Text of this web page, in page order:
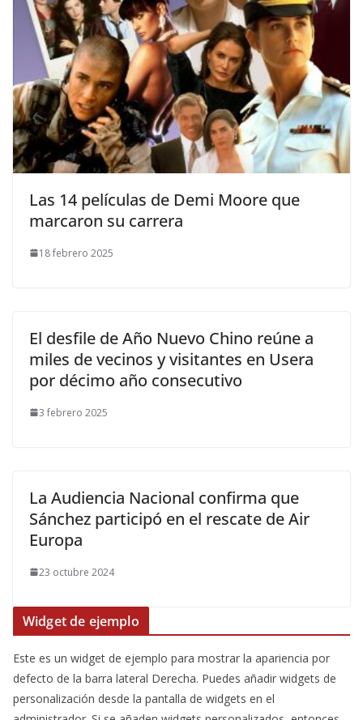
​Las 14 películas de Demi Moore que
marcaron su carrera
18 febrero 2025
El desfile de Año Nuevo Chino reúne a
miles de vecinos y visitantes en Usera
por décimo año consecutivo
3 febrero 2025
La Audiencia Nacional confirma que
Sánchez participó en el rescate de Air
Europa
23 octubre 2024
Widget de ejemplo
Este es un widget de ejemplo para mostrar la apariencia por
defecto de la barra lateral Derecha. Puedes añadir widgets de
personalización desde la pantalla de widgets en el